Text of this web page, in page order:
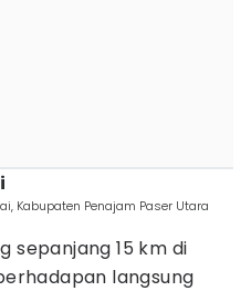
Kabupaten Penajam Paser Utara
sepanjang 15 km di
langsung